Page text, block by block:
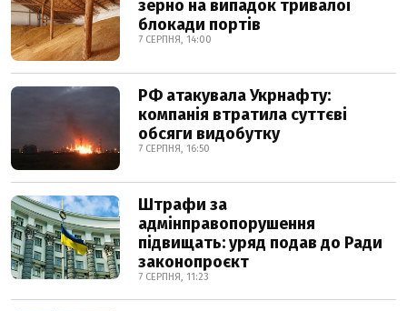
зерно на випадок тривалої
блокади портів
7 СЕРПНЯ, 14:00
РФ атакувала Укрнафту:
компанія втратила суттєві
обсяги видобутку
7 СЕРПНЯ, 16:50
Штрафи за
адмінправопорушення
підвищать: уряд подав до Ради
законопроєкт
7 СЕРПНЯ, 11:23